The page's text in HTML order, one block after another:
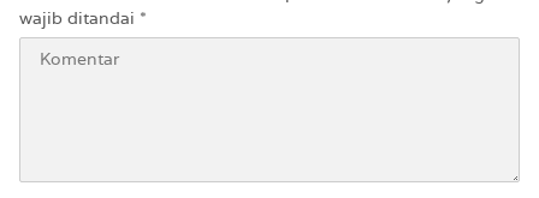
wajib ditandai *